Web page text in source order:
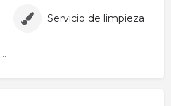
Servicio de limpieza
Wifi de alta velocidad